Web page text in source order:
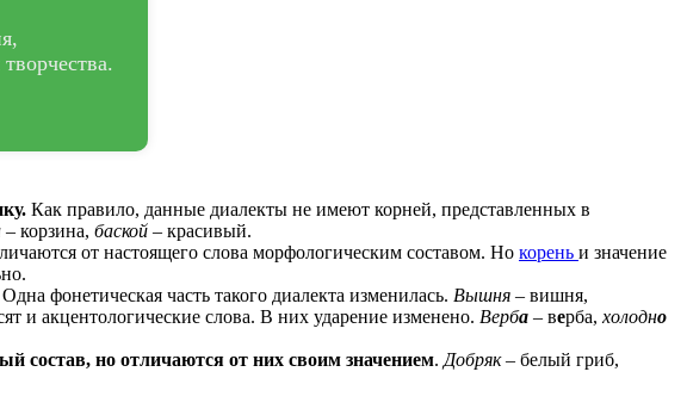
Как правило, данные диалекты не имеют корней, представленных в
– корзина, баской – красивый.
от настоящего слова морфологическим составом. Но корень и значение
Одна фонетическая часть такого диалекта изменилась. Вышня – вишня,
и акцентологические слова. В них ударение изменено. Верба – верба, холодно
состав, но отличаются от них своим значением. Добряк– белый гриб,